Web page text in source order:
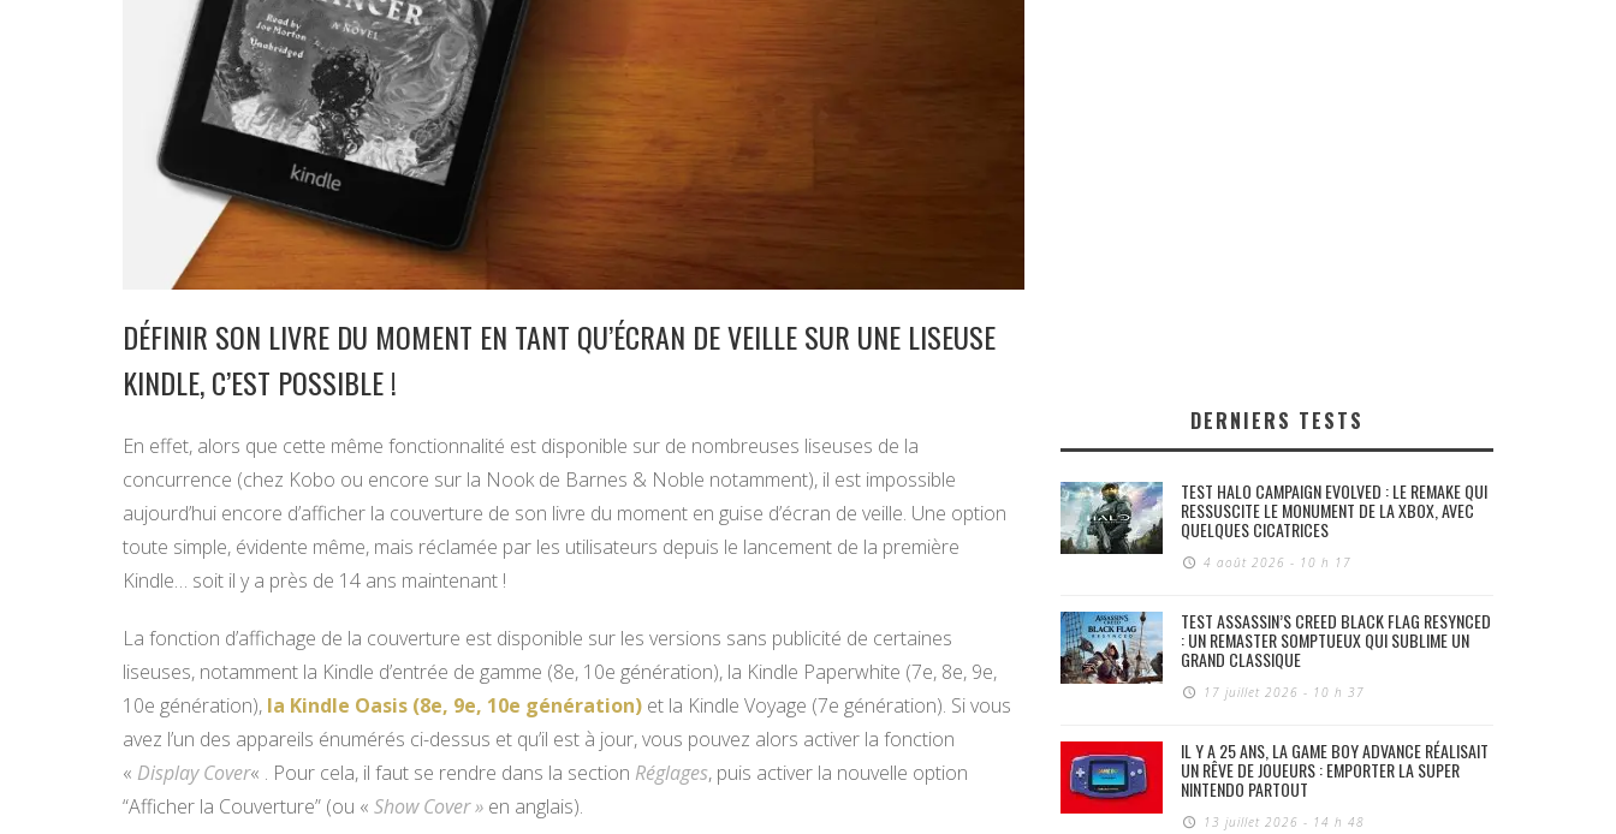
DÉFINIR SON LIVRE DU MOMENT EN TANT QU’ÉCRAN DE VEILLE SUR UNE LISEUSE
KINDLE, C’EST POSSIBLE !
En effet, alors que cette même fonctionnalité est disponible sur de nombreuses liseuses de la
concurrence (chez Kobo ou encore sur la Nook de Barnes & Noble notamment), il est impossible
aujourd’hui encore d’afficher la couverture de son livre du moment en guise d’écran de veille. Une option
toute simple, évidente même, mais réclamée par les utilisateurs depuis le lancement de la première
Kindle… soit il y a près de 14 ans maintenant !
La fonction d’affichage de la couverture est disponible sur les versions sans publicité de certaines
liseuses, notamment la Kindle d’entrée de gamme (8e, 10e génération), la Kindle Paperwhite (7e, 8e, 9e,
10e génération), la Kindle Oasis (8e, 9e, 10e génération) et la Kindle Voyage (7e génération). Si vous
avez l’un des appareils énumérés ci-dessus et qu’il est à jour, vous pouvez alors activer la fonction
« Display Cover« . Pour cela, il faut se rendre dans la section Réglages, puis activer la nouvelle option
“Afficher la Couverture” (ou « Show Cover » en anglais).
DERNIERS TESTS
TEST HALO CAMPAIGN EVOLVED : LE REMAKE QUI
RESSUSCITE LE MONUMENT DE LA XBOX, AVEC
QUELQUES CICATRICES
4 août 2026 - 10 h 17
TEST ASSASSIN’S CREED BLACK FLAG RESYNCED
: UN REMASTER SOMPTUEUX QUI SUBLIME UN
GRAND CLASSIQUE
17 juillet 2026 - 10 h 37
IL Y A 25 ANS, LA GAME BOY ADVANCE RÉALISAIT
UN RÊVE DE JOUEURS : EMPORTER LA SUPER
NINTENDO PARTOUT
13 juillet 2026 - 14 h 48